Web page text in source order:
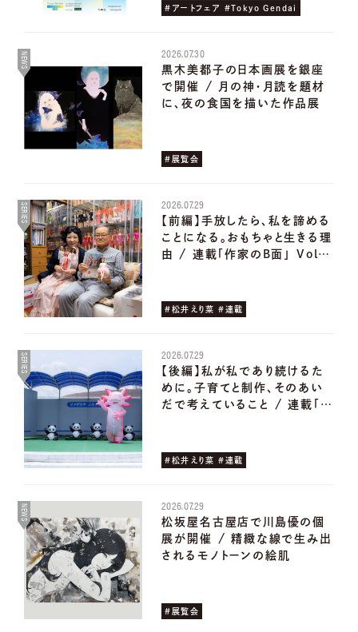
#アートフェア #Tokyo Gendai
NEWS 2026.07.30
黒木美都子の日本画展を銀座
で開催 / 月の神・月読を題材
に、夜の食国を描いた作品展
#展覧会
SERIES 2026.07.29
【前編】手放したら、私を諦める
ことになる。おもちゃと生きる理
由 / 連載「作家のB面」 Vol…
#松井えり菜 #連載
SERIES 2026.07.29
【後編】私が私であり続けるた
めに。子育てと制作、そのあい
だで考えていること / 連載「…
#松井えり菜 #連載
NEWS 2026.07.29
松坂屋名古屋店で川島優の個
展が開催 / 精緻な線で生み出
されるモノトーンの絵肌
#展覧会